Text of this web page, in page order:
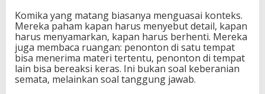
Komika yang matang biasanya menguasai konteks.
Mereka paham kapan harus menyebut detail, kapan
harus menyamarkan, kapan harus berhenti. Mereka
juga membaca ruangan: penonton di satu tempat
bisa menerima materi tertentu, penonton di tempat
lain bisa bereaksi keras. Ini bukan soal keberanian
semata, melainkan soal tanggung jawab.